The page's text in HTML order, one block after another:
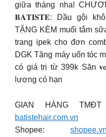
giữa tháng nha!
𝐁𝐀𝐓𝐈𝐒𝐓𝐄: Dầu gội
TẶNG KÈM muối tắm
trang ipek cho đơn
DGK Tặng máy uốn tóc
có giá trị từ 399k Săn
lượng có hạn
GIAN HÀNG
batistehair.com.vn
Shopee: